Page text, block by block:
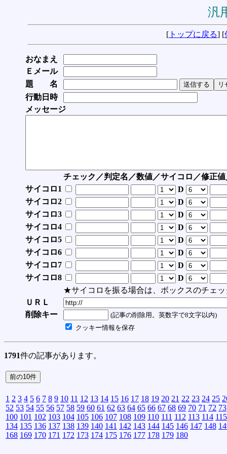
汎
[ トップに戻る] [
おなまえ
Ｅメール
題 名
行動日時
メッセージ
チェック／判定名／数値／サイコロ／修正
サイコロ1
D
サイコロ2
D
サイコロ3
D
サイコロ4
D
サイコロ5
D
サイコロ6
D
サイコロ7
D
サイコロ8
D
★サイコロを振る場合は、ボックスのチェッ
ＵＲＬ
削除キー
(記事の削除用。英数字で8文字以内)
クッキー情報を保存
1791件の記事があります。
1 2 3 4 5 6 7 8 9 10 11 12 13 14 15 16 17 18 19 20 21 22 23 24 25
52 53 54 55 56 57 58 59 60 61 62 63 64 65 66 67 68 69 70 71 72 73
100 101 102 103 104 105 106 107 108 109 110 111 112 113 114 115
134 135 136 137 138 139 140 141 142 143 144 145 146 147 148
168 169 170 171 172 173 174 175 176 177 178 179 180